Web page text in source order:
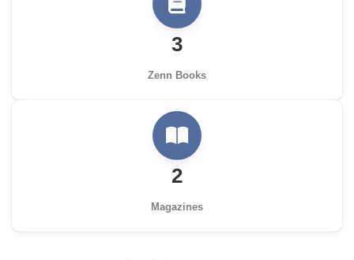
3
Zenn Books
2
Magazines